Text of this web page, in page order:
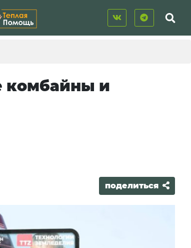
комбайны и
поделиться